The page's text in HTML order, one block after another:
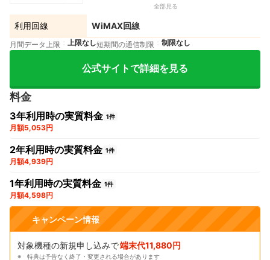
全部見る
利用回線 WiMAX回線
月間データ上限 上限なし短期間の通信制限 制限なし
公式サイトで詳細を見る
料金
3年利用時の実質料金 1件
月額5,053円
2年利用時の実質料金 1件
月額4,939円
1年利用時の実質料金 1件
月額4,598円
キャンペーン情報
対象機種の新規申し込みで端末代11,880円
特典は予告なく終了・変更される場合があります